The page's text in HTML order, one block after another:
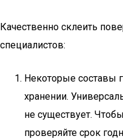
Качественно склеить
специалистов:
Некоторые составы
хранении.
не существует.
проверяйте срок